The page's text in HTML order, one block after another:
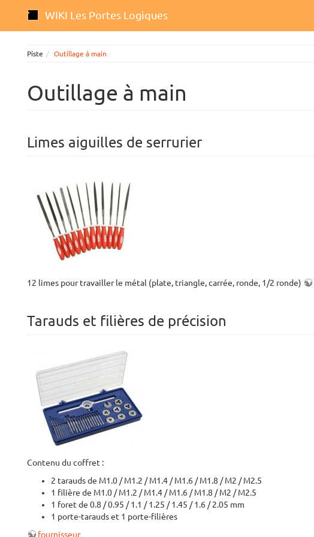
WIKI Les Portes Logiques
Piste Outillage à main
Outillage à main
Limes aiguilles de serrurier
12 limes pour travailler le métal (plate, triangle, carrée, ronde, 1/2 ronde)
Tarauds et filières de précision
Contenu du coffret :
2 tarauds de M1.0 / M1.2 / M1.4 / M1.6 / M1.8 / M2 / M2.5
1 filière de M1.0 / M1.2 / M1.4 / M1.6 / M1.8 / M2 / M2.5
1 foret de 0.8 / 0.95 / 1.1 / 1.25 / 1.45 / 1.6 / 2.05 mm
1 porte-tarauds et 1 porte-filières
fournisseur